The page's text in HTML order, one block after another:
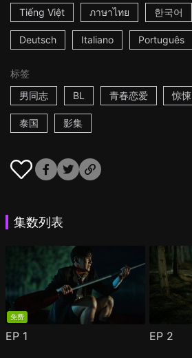
Tiếng Việt ภาษาไทย 한국어
Deutsch Italiano Português
标签
男同志
BL 青春恋爱 惊悚
泰国 影集
集数列表
免费
EP 1 EP 2